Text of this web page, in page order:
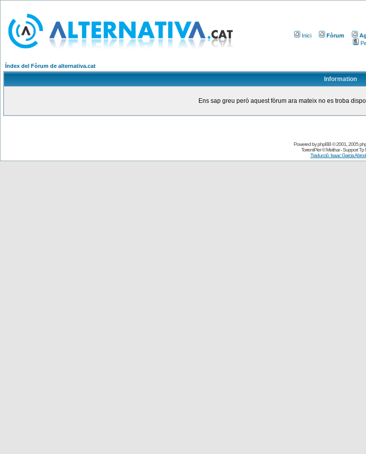
Inici Fòrum
Índex del Fòrum de alternativa.cat
Information
Ens sap greu però aquest fòrum ara mateix no es troba
Powered byphpBB© 2001, 2005
TorrentPier© Meithar - SupportTp
Traducció: Isaac Garcia